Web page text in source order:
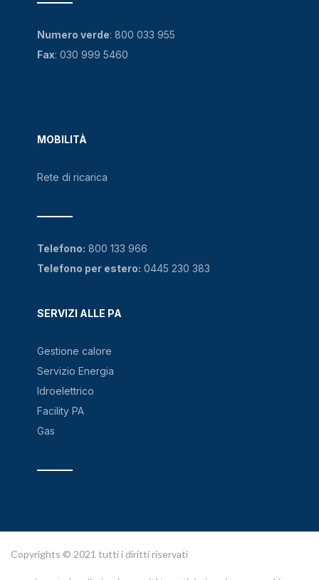
MOBILITÀ
Rete di ricarica
SERVIZI ALLE PA
Gestione calore
Servizio Energia
Idroelettrico
Facility PA
Gas
Numero verde: 800 033 955
Fax: 030 999 5460
Telefono: 800 133 966
Telefono per estero: 0445 230 383
Copyrights © 2021 tutti i diritti riservati